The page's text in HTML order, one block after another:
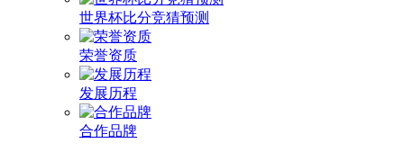
世界杯比分竞猜预测
荣誉资质
发展历程
合作品牌